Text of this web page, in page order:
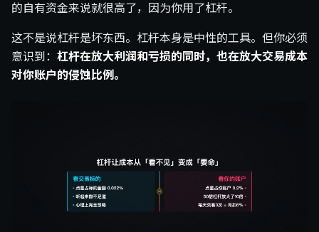
的自有资金来说就很高了，因为你用了杠杆。
这不是说杠杆是坏东西。杠杆本身是中性的工具。但你必须
意识到： 杠杆在放大利润和亏损的同时，也在放大交易成本
对你账户的侵蚀比例。